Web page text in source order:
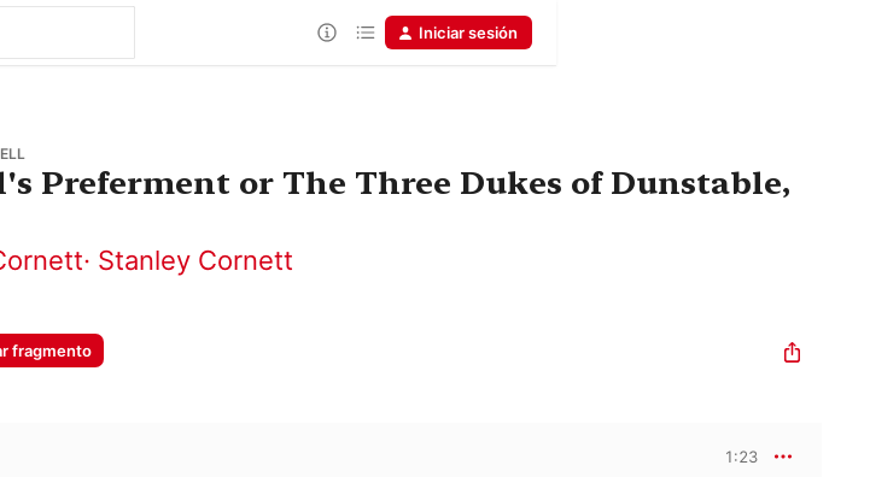
Iniciar sesión
Preferment or The Three Dukes of Dunstable,
· Stanley Cornett
fragmento
1:23